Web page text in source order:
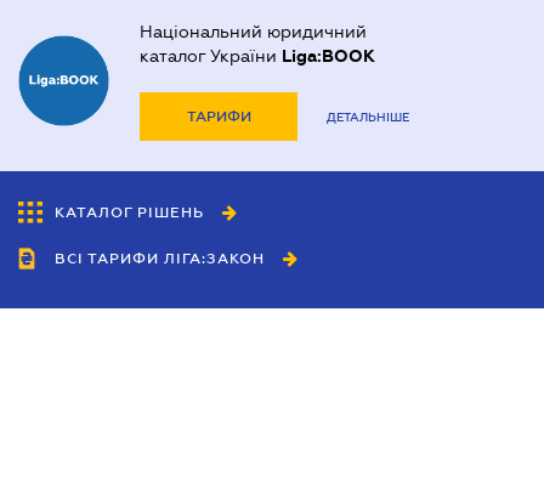
Національний юридичний
каталог України Liga:BOOK
ТАРИФИ ДЕТАЛЬНІШЕ
КАТАЛОГ РІШЕНЬ
ВСІ ТАРИФИ ЛІГА:ЗАКОН